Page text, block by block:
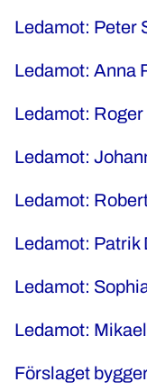
Ledamot: Peter
Ledamot: Anna
Ledamot:
Ledamot:
Ledamot:
Ledamot: Patrik
Ledamot:
Ledamot:
Förslaget